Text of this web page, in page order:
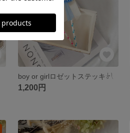
boy or girlロゼットステッキ‎‪𓍯 ‬
1,200円